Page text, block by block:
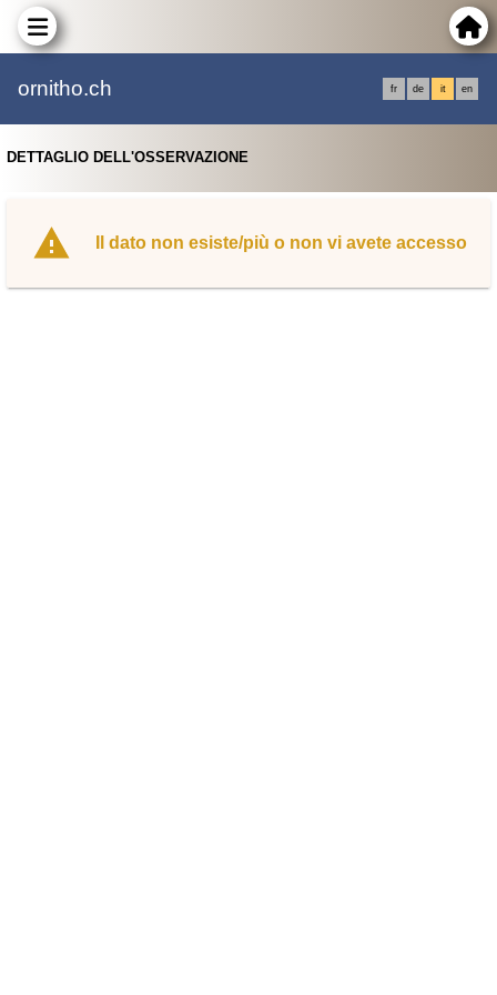
ornitho.ch fr de it en
DETTAGLIO DELL'OSSERVAZIONE
Il dato non esiste/più o non vi avete accesso